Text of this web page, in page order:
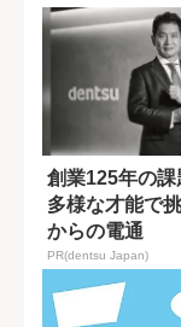
創業125年の
多様な才能で
からの電通
PR(dentsu Japan)